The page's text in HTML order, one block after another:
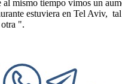
al mismo tiempo vimos un
estuviera en Tel Aviv,
".